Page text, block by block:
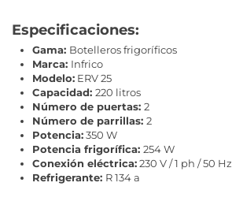
Especificaciones:
Gama: Botelleros frigoríficos
Marca: Infrico
Modelo: ERV 25
Capacidad: 220 litros
Número de puertas: 2
Número de parrillas: 2
Potencia:350 W
Potencia frigorífica: 254 W
Conexión eléctrica:230 V / 1 ph / 50 Hz
Refrigerante: R 134 a